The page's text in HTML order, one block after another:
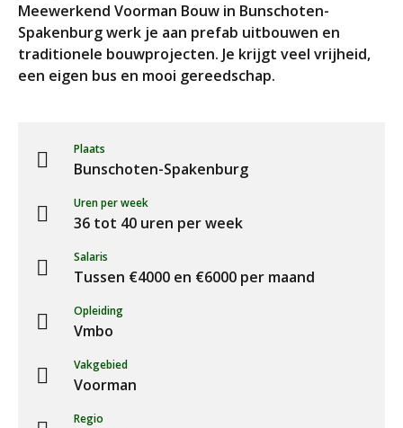
Meewerkend Voorman Bouw in Bunschoten-
Spakenburg werk je aan prefab uitbouwen en
traditionele bouwprojecten. Je krijgt veel vrijheid,
een eigen bus en mooi gereedschap.
Plaats
Bunschoten-Spakenburg
Uren per week
36 tot 40 uren per week
Salaris
Tussen €4000 en €6000 per maand
Opleiding
Vmbo
Vakgebied
Voorman
Regio